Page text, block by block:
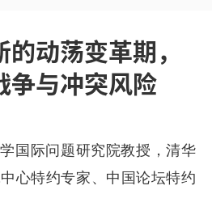
动荡变革期，
争与冲突风险
国际问题研究院教授，清华
心特约专家、中国论坛特约